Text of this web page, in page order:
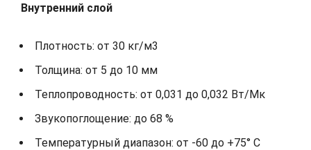
Внутренний слой
Плотность: от 30 кг/м3
Толщина: от 5 до 10 мм
Теплопроводность: от 0,031 до 0,032 Вт/Мк
Звукопоглощение: до 68 %
Температурный диапазон: от -60 до +75° С